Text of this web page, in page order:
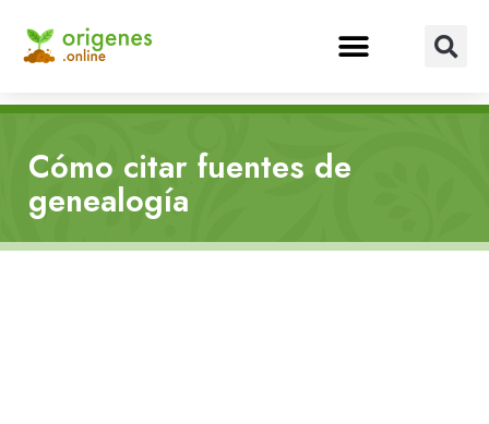
Cómo citar fuentes de
genealogía